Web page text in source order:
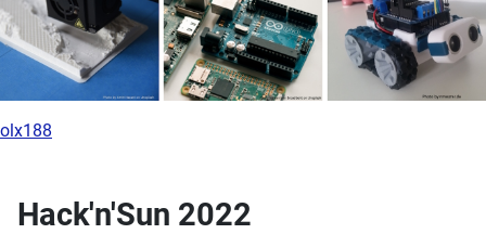
olx188
Hack'n'Sun 2022